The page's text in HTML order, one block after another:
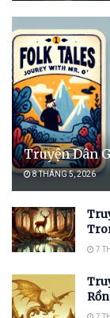
Truyện Dân
8 THÁNG 5, 2026
7